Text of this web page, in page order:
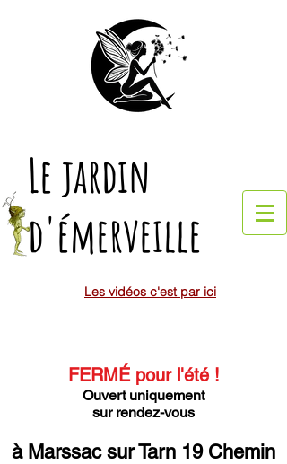
Le jardin
d'émerveille
Les vidéos c'est par ici
FERMÉ pour l'été!
Ouvert uniquement
sur rendez-vous
à Marssac sur Tarn 19 Chemin